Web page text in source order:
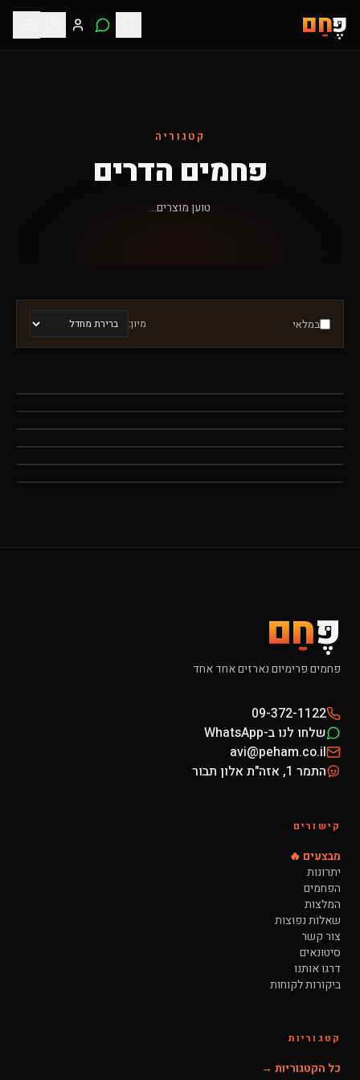
פֶּחָם
קטגוריה
פחמים הדרים
טוען מוצרים...
במלאי מיון:
פֶּחָם
פחמים פרימיום נארזים אחד אחד
09-372-1122
שלחו לנו ב-WhatsApp
avi@peham.co.il
התמר 1, אזה"ת אלון תבור
קישורים
מבצעים 🔥
יתרונות
הפחמים
המלצות
שאלות נפוצות
צור קשר
סיטונאים
דרגו אותנו
ביקורות לקוחות
קטגוריות
כל הקטגוריות →